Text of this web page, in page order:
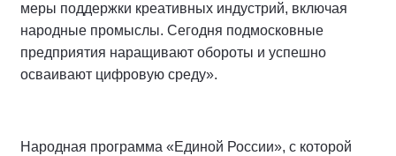
меры поддержки креативных индустрий, включая
народные промыслы. Сегодня подмосковные
предприятия наращивают обороты и успешно
осваивают цифровую среду».
Народная программа «Единой России», с которой